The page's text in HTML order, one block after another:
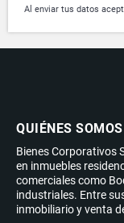
Al enviar tus datos
QUIÉNES SOMOS
Bienes Corporativos
en inmuebles
comerciales como
industriales. Entre
inmobiliario y venta